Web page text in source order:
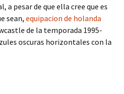
pesar de que ella cree que es
sean, equipacion de holanda
de la temporada 1995-
oscuras horizontales con la